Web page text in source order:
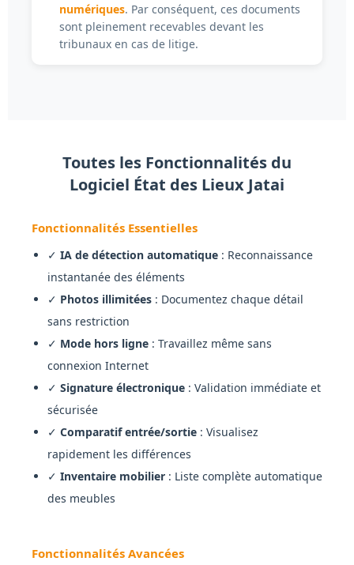
numériques. Par conséquent, ces documents
sont pleinement recevables devant les
tribunaux en cas de litige.
Toutes les Fonctionnalités du
Logiciel État des Lieux Jatai
Fonctionnalités Essentielles
✓ IA de détection automatique : Reconnaissance
instantanée des éléments
✓ Photos illimitées : Documentez chaque détail
sans restriction
✓ Mode hors ligne : Travaillez même sans
connexion Internet
✓ Signature électronique : Validation immédiate et
sécurisée
✓ Comparatif entrée/sortie : Visualisez
rapidement les différences
✓ Inventaire mobilier : Liste complète automatique
des meubles
Fonctionnalités Avancées